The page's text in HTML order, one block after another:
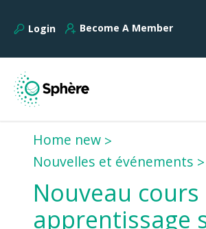
Login Become A Member
Home new
Nouvelles et événements
Nouveau cours
apprentissage